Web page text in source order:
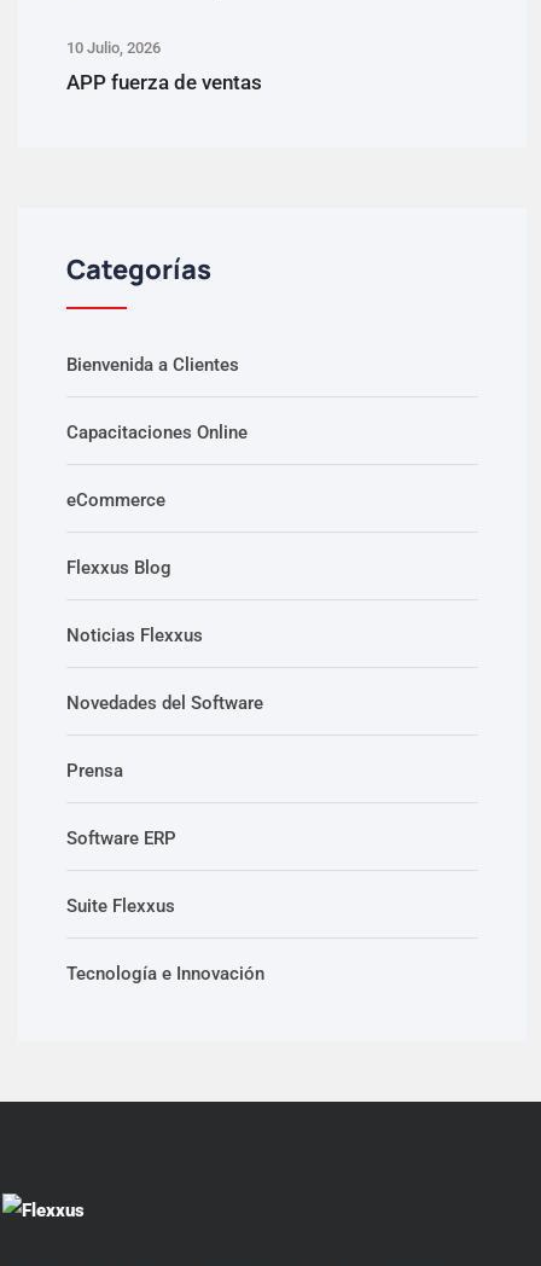
10 Julio, 2026
APP fuerza de ventas
Categorías
Bienvenida a Clientes
Capacitaciones Online
eCommerce
Flexxus Blog
Noticias Flexxus
Novedades del Software
Prensa
Software ERP
Suite Flexxus
Tecnología e Innovación